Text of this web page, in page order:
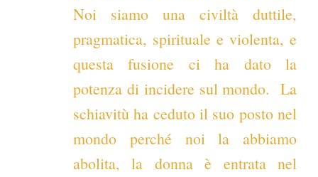
Noi siamo una civiltà duttile,
pragmatica, spirituale e violenta, e
questa fusione ci ha dato la
potenza di incidere sul mondo. La
schiavitù ha ceduto il suo posto nel
mondo perché noi la abbiamo
abolita, la donna è entrata nel